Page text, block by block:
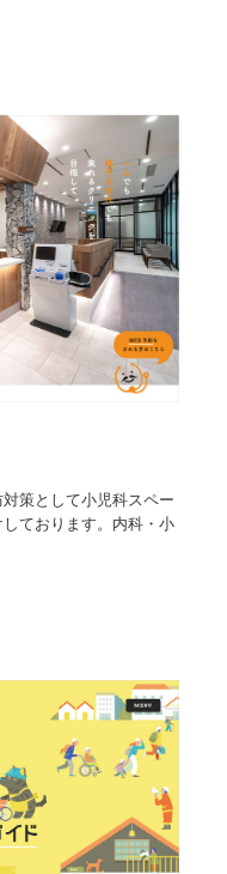
策として小児科スペー
ております。内科・小